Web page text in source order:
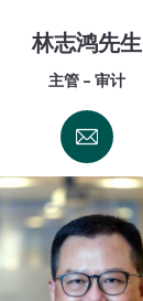
林志鸿先生
主管 - 审计